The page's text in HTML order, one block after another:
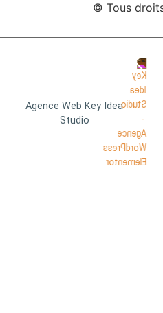
© Tous
Agence Web Key Idea
Studio